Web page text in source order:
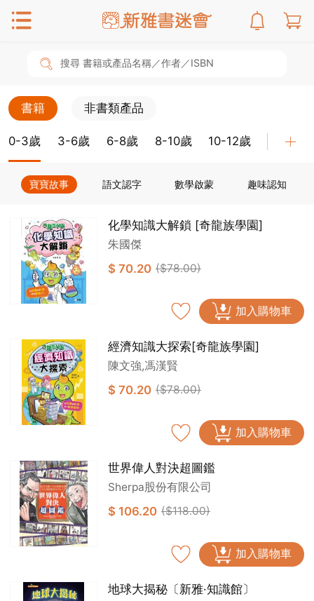
搜尋 書籍或產品名稱／作者／ISBN
書籍 非書類產品
0-3歲 3-6歲 6-8歲 8-10歲 10-12歲 教具
寶寶故事 語文認字 數學啟蒙 趣味認知
化學知識大解鎖 [奇龍族學園]
朱國傑
$ 70.20 ($78.00)
加入購物車
經濟知識大探索[奇龍族學園]
陳文強,馮漢賢
$ 70.20 ($78.00)
加入購物車
世界偉人對決超圖鑑
Sherpa股份有限公司
$ 106.20 ($118.00)
加入購物車
地球大揭秘〔新雅·知識館〕